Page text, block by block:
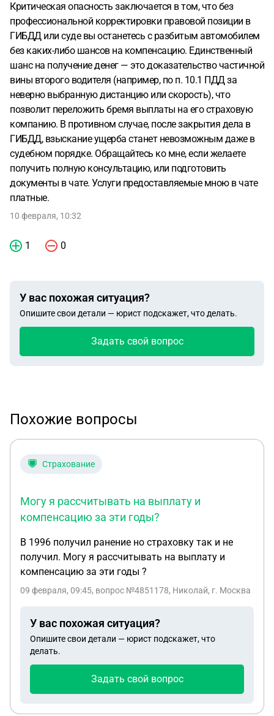
Критическая опасность заключается в том, что без
профессиональной корректировки правовой позиции в
ГИБДД или суде вы останетесь с разбитым автомобилем
без каких-либо шансов на компенсацию. Единственный
шанс на получение денег — это доказательство частичной
вины второго водителя (например, по п. 10.1 ПДД за
неверно выбранную дистанцию или скорость), что
позволит переложить бремя выплаты на его страховую
компанию. В противном случае, после закрытия дела в
ГИБДД, взыскание ущерба станет невозможным даже в
судебном порядке. Обращайтесь ко мне, если желаете
получить полную консультацию, или подготовить
документы в чате. Услуги предоставляемые мною в чате
платные.
10 февраля, 10:32
1 0
У вас похожая ситуация?
Опишите свои детали — юрист подскажет, что делать.
Задать свой вопрос
Похожие вопросы
Страхование
Могу я рассчитывать на выплату и
компенсацию за эти годы?
В 1996 получил ранение но страховку так и не
получил. Могу я рассчитывать на выплату и
компенсацию за эти годы ?
09 февраля, 09:45, вопрос №4851178, Николай, г. Москва
У вас похожая ситуация?
Опишите свои детали — юрист подскажет, что
делать.
Задать свой вопрос